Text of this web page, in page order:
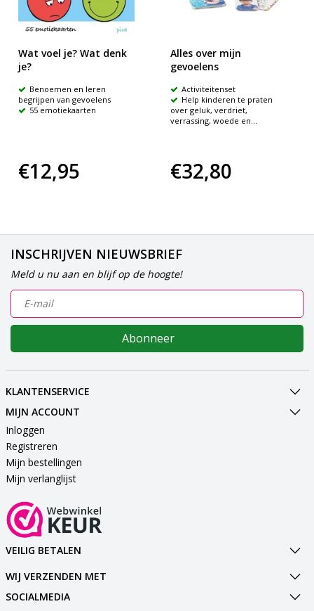
Wat voel je? Wat denk
je?
Benoemen en leren
begrijpen van gevoelens
55 emotiekaarten
€12,95
Alles over mijn
gevoelens
Activiteitenset
Help kinderen te praten
over geluk, verdriet,
verrassing, woede en...
€32,80
INSCHRIJVEN NIEUWSBRIEF
Meld u nu aan en blijf op de hoogte!
Abonneer
KLANTENSERVICE
MIJN ACCOUNT
Inloggen
Registreren
Mijn bestellingen
Mijn verlanglijst
VEILIG BETALEN
WIJ VERZENDEN MET
SOCIALMEDIA